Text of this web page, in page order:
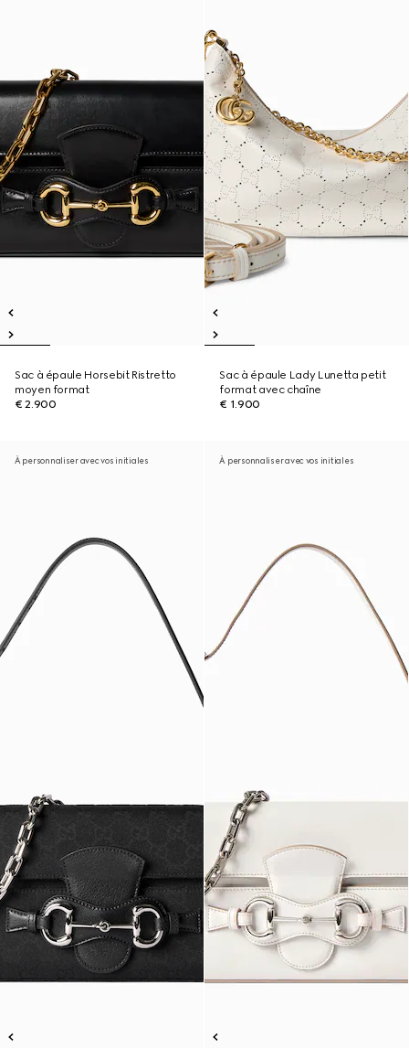
Sac à épaule Horsebit Ristretto
moyen format
€ 2.900
Sac à épaule Lady Lunetta petit
format avec chaîne
€ 1.900
À personnaliser avec vos initiales À personnaliser avec vos initiales